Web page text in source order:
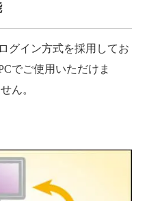
グイン方式を採用してお
でご使用いただけま
ん。